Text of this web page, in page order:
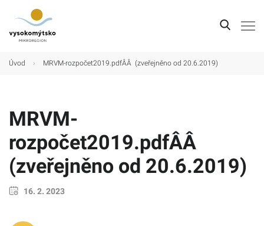
Úvod › MRVM-rozpočet2019.pdfÂÂ (zveřejněno od 20.6.2019)
MRVM-
rozpočet2019.pdfÂÂ
(zveřejněno od 20.6.2019)
16. 2. 2023
Úvod
Turistické cíle
Kultura
Kontakt